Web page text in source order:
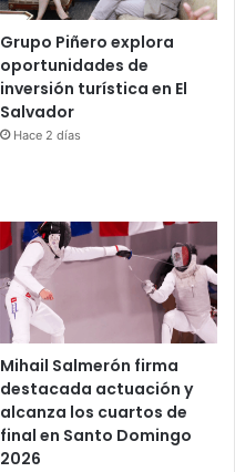
Grupo Piñero explora
oportunidades de
inversión turística en El
Salvador
Hace 2 días
Mihail Salmerón firma
destacada actuación y
alcanza los cuartos de
final en Santo Domingo
2026